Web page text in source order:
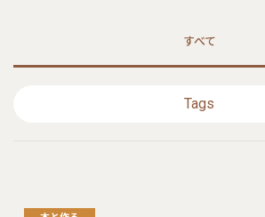
すべて
Tags